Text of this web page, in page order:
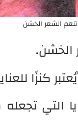
الشعر الخشن
الخشن.
كنزًا
التي